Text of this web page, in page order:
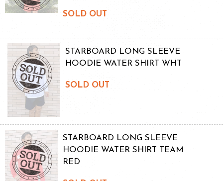
SOLD OUT
STARBOARD LONG SLEEVE
HOODIE WATER SHIRT WHT
SOLD OUT
STARBOARD LONG SLEEVE
HOODIE WATER SHIRT TEAM
RED